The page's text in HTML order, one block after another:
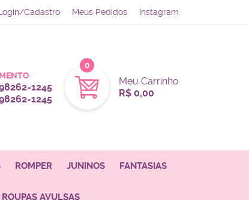
Cadastro Meus Pedidos Instagram
1245
1245
Meu Carrinho
0
R$ 0,00
ROMPER JUNINOS FANTASIAS
ROUPAS AVULSAS